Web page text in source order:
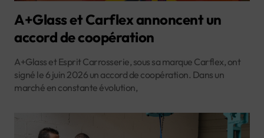
A+Glass et Carflex annoncent un
accord de coopération
A+Glass et Esprit Carrosserie, sous sa marque Carflex, ont
signé le 6 juin 2026 un accord de coopération. Dans un
marché en constante évolution,